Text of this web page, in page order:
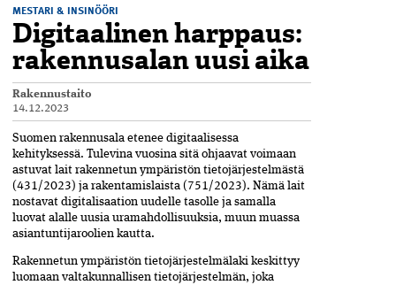
MESTARI & INSINÖÖRI
Digitaalinen harppaus:
rakennusalan uusi aika
Rakennustaito
14.12.2023
Suomen rakennusala etenee digitaalisessa
kehityksessä. Tulevina vuosina ­sitä ohjaavat voimaan
astuvat lait rakennetun ympäristön tietojärjestelmästä
(431/2023) ja rakentamislaista (751/2023). Nämä lait
nostavat digitalisaation uudelle­ tasolle ja samalla
luovat alalle uusia uramahdollisuuksia, muun muassa
asiantuntijaroolien­ kautta.
Rakennetun ympäristön tietojärjestelmälaki keskittyy
luomaan valtakunnallisen tietojärjestelmän, joka